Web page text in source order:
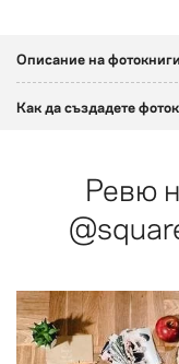
Описание на
Как да създадете
Ревю